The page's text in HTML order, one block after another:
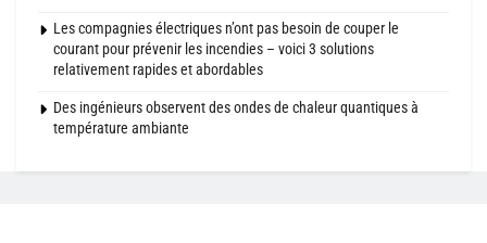
Les compagnies électriques n’ont pas besoin de couper le
courant pour prévenir les incendies – voici 3 solutions
relativement rapides et abordables
Des ingénieurs observent des ondes de chaleur quantiques à
température ambiante